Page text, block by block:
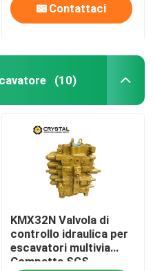
Contattaci
(10)
KMX32N Valvola di
controllo idraulica per
escavatori multivia
Compatta SGS